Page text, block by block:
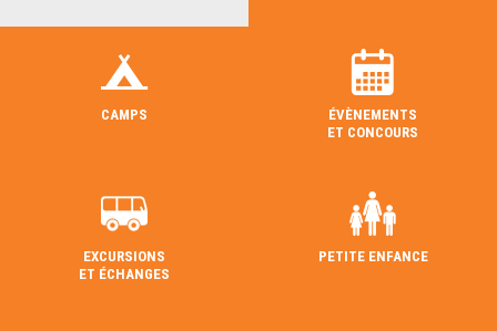
CAMPS
ÉVÈNEMENTS
ET CONCOURS
EXCURSIONS
ET ÉCHANGES
PETITE ENFANCE